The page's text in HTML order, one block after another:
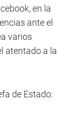
en la
ante el
varios
atentado a la
de Estado: